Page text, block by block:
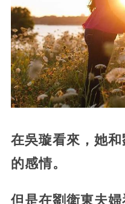
在吳璇看來，她
的感情。
但是在劉衛東夫